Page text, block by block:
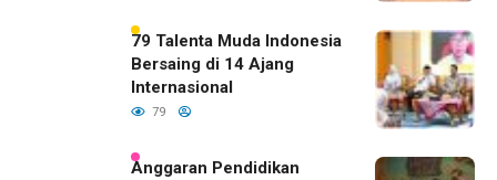
79 Talenta Muda Indonesia
Bersaing di 14 Ajang
Internasional
79
Anggaran Pendidikan